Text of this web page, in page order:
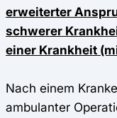
erweiterter
schwerer
einer Krankheit
Nach einem
ambulanter